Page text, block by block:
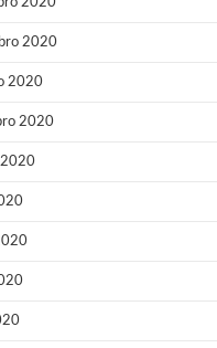
2020
2020
2020
2020